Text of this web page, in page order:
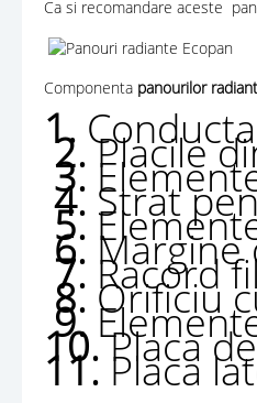
Ca si recomandare aceste
Componenta panourilor
1.
2.Placile
3.
4. Strat
5.
6. Margine
7. Racord
8. Orificiu
9.
10.Placa
11. Placa